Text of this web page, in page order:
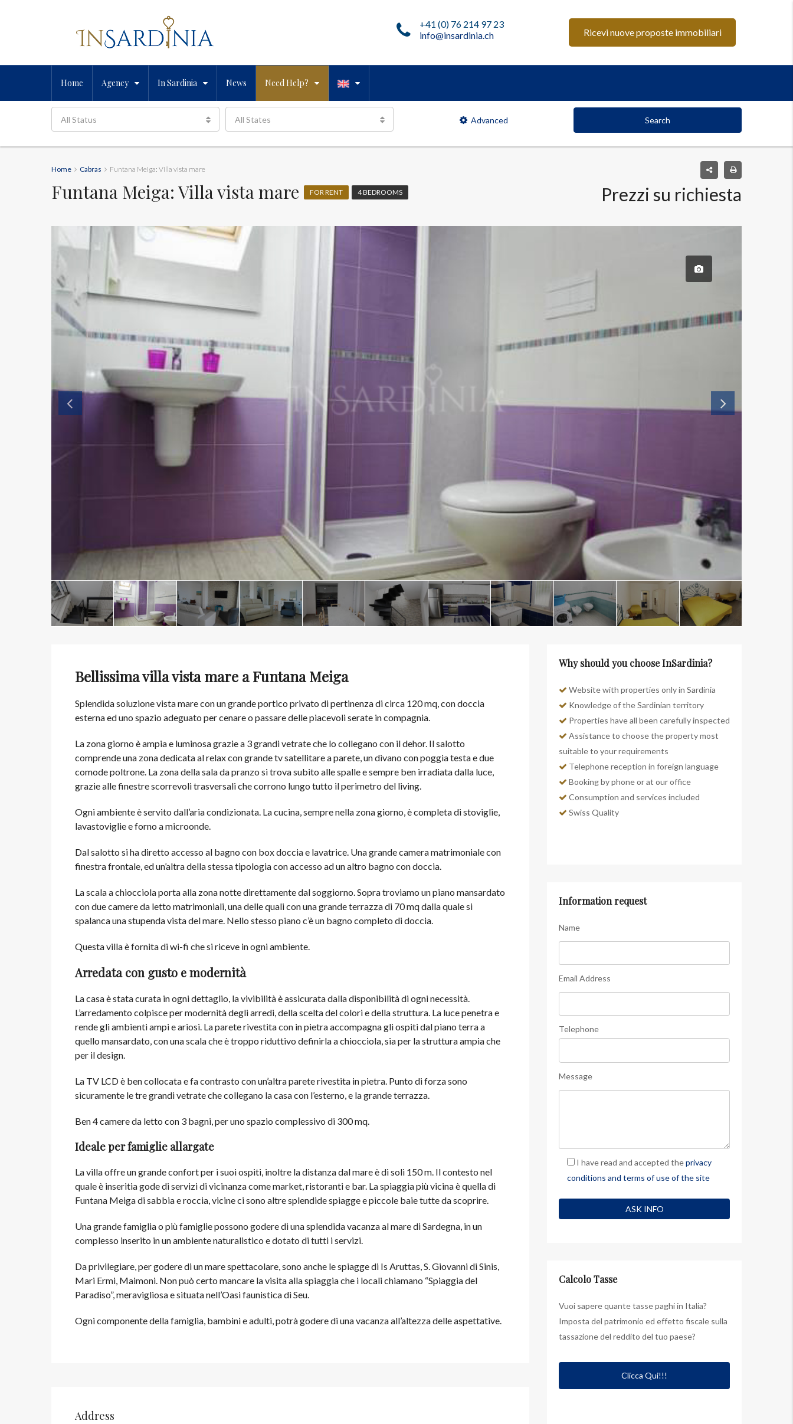
Ricevi nuove proposte immobiliari
+41 (0) 76 214 97 23
info@insardinia.ch
Home Agency In Sardinia News Need Help?
All Status All States Advanced Search
Home Cabras Funtana Meiga: Villa vista mare
Funtana Meiga: Villa vista mare FOR RENT 4 BEDROOMS Prezzi su richiesta
Bellissima villa vista mare a Funtana Meiga
Splendida soluzione vista mare con un grande portico privato di pertinenza di circa 120 mq, con doccia
esterna ed uno spazio adeguato per cenare o passare delle piacevoli serate in compagnia.
La zona giorno è ampia e luminosa grazie a 3 grandi vetrate che lo collegano con il dehor. Il salotto
comprende una zona dedicata al relax con grande tv satellitare a parete, un divano con poggia testa e due
comode poltrone. La zona della sala da pranzo si trova subito alle spalle e sempre ben irradiata dalla luce,
grazie alle finestre scorrevoli trasversali che corrono lungo tutto il perimetro del living.
Ogni ambiente è servito dall’aria condizionata. La cucina, sempre nella zona giorno, è completa di stoviglie,
lavastoviglie e forno a microonde.
Dal salotto si ha diretto accesso al bagno con box doccia e lavatrice. Una grande camera matrimoniale con
finestra frontale, ed un’altra della stessa tipologia con accesso ad un altro bagno con doccia.
La scala a chiocciola porta alla zona notte direttamente dal soggiorno. Sopra troviamo un piano mansardato
con due camere da letto matrimoniali, una delle quali con una grande terrazza di 70 mq dalla quale si
spalanca una stupenda vista del mare. Nello stesso piano c’è un bagno completo di doccia.
Questa villa è fornita di wi-fi che si riceve in ogni ambiente.
Arredata con gusto e modernità
La casa è stata curata in ogni dettaglio, la vivibilità è assicurata dalla disponibilità di ogni necessità.
L’arredamento colpisce per modernità degli arredi, della scelta del colori e della struttura. La luce penetra e
rende gli ambienti ampi e ariosi. La parete rivestita con in pietra accompagna gli ospiti dal piano terra a
quello mansardato, con una scala che è troppo riduttivo definirla a chiocciola, sia per la struttura ampia che
per il design.
La TV LCD è ben collocata e fa contrasto con un’altra parete rivestita in pietra. Punto di forza sono
sicuramente le tre grandi vetrate che collegano la casa con l’esterno, e la grande terrazza.
Ben 4 camere da letto con 3 bagni, per uno spazio complessivo di 300 mq.
Ideale per famiglie allargate
La villa offre un grande confort per i suoi ospiti, inoltre la distanza dal mare è di soli 150 m. Il contesto nel
quale è inseritia gode di servizi di vicinanza come market, ristoranti e bar. La spiaggia più vicina è quella di
Funtana Meiga di sabbia e roccia, vicine ci sono altre splendide spiagge e piccole baie tutte da scoprire.
Una grande famiglia o più famiglie possono godere di una splendida vacanza al mare di Sardegna, in un
complesso inserito in un ambiente naturalistico e dotato di tutti i servizi.
Da privilegiare, per godere di un mare spettacolare, sono anche le spiagge di Is Aruttas, S. Giovanni di Sinis,
Mari Ermi, Maimoni. Non può certo mancare la visita alla spiaggia che i locali chiamano “Spiaggia del
Paradiso”, meravigliosa e situata nell’Oasi faunistica di Seu.
Ogni componente della famiglia, bambini e adulti, potrà godere di una vacanza all’altezza delle aspettative.
Address
Why should you choose InSardinia?
Website with properties only in Sardinia
Knowledge of the Sardinian territory
Properties have all been carefully inspected
Assistance to choose the property most
suitable to your requirements
Telephone reception in foreign language
Booking by phone or at our office
Consumption and services included
Swiss Quality
Information request
Name
Email Address
Telephone
Message
I have read and accepted theprivacy
conditions and terms of use of the site
Calcolo Tasse
Vuoi sapere quante tasse paghi in Italia?
Imposta del patrimonio ed effetto fiscale sulla
tassazione del reddito del tuo paese?
Clicca Qui!!!